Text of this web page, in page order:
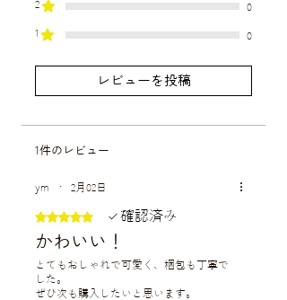
⚫︎お花は生き物なので、多少の個体差があ
がございます。ご了承ください。
※配送日時のご指定は、カート追加後のカ
ご指定いただかない場合は最短の日時での
お届けとなります。
定が可能です。
る可能性もございます。
お急ぎの場合は一度ご相談ください。
2 0
1 0
レビューを投稿
1件のレビュー
ym • 2月02日
5つ星のうち5と評価されています。
確認済み
かわいい！
とてもおしゃれで可愛く、梱包も丁寧で
した。
ぜひ次も購入したいと思います。